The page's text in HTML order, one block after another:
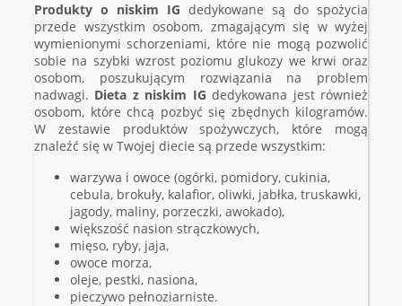
Produkty o niskim IG dedykowane są do spożycia
przede wszystkim osobom, zmagającym się w wyżej
wymienionymi schorzeniami, które nie mogą pozwolić
sobie na szybki wzrost poziomu glukozy we krwi oraz
osobom, poszukującym rozwiązania na problem
nadwagi. Dieta z niskim IG dedykowana jest również
osobom, które chcą pozbyć się zbędnych kilogramów.
W zestawie produktów spożywczych, które mogą
znaleźć się w Twojej diecie są przede wszystkim:
warzywa i owoce (ogórki, pomidory, cukinia,
cebula, brokuły, kalafior, oliwki, jabłka, truskawki,
jagody, maliny, porzeczki, awokado),
większość nasion strączkowych,
mięso, ryby, jaja,
owoce morza,
oleje, pestki, nasiona,
pieczywo pełnoziarniste.